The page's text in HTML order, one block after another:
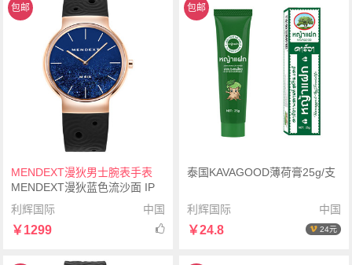
包邮
MENDEXT漫狄男士腕表手表
MENDEXT漫狄蓝色流沙面 IP
镀玫瑰色表壳 黑色表带M6IX-
M06男士腕表手表
利辉国际 中国
￥1299
包邮
泰国KAVAGOOD薄荷膏25g/支
利辉国际 中国
￥24.8 24元